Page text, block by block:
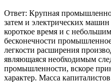
Ответ: Крупная
затем и электрических
короткое время и с
бесконечности
легкости расширения
являющаяся необходимым
промышленности, вскоре
характер. Масса